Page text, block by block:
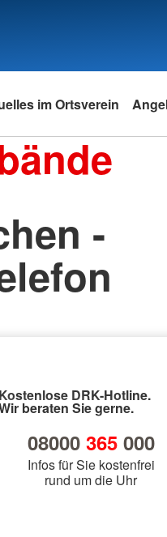
im Ortsverein
-
Kostenlose DRK-Hotline.
beraten Sie gerne.
08000 365000
Infos für Sie kostenfrei
rund um die Uhr